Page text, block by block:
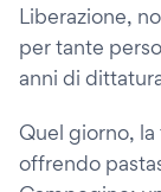
Liberazione,
per tante
anni di
Quel giorno,
offrendo